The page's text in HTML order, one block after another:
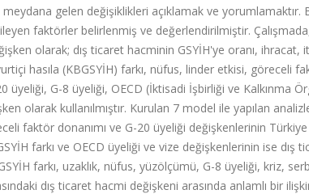
gelen değişiklikleri açıklamak ve yorumlamaktır.
faktörler belirlenmiş ve değerlendirilmiştir.
olarak; dış ticaret hacminin GSYİH'ye oranı,
hasıla (KBGSYİH) farkı, nüfus, linder etkisi, göreceli
üyeliği, G-8 üyeliği, OECD (İktisadi İşbirliği ve Kalkınma
olarak kullanılmıştır. Kurulan 7 model ile yapılan
faktör donanımı ve G-20 üyeliği değişkenlerinin
farkı ve OECD üyeliği ve vize değişkenlerinin ise
farkı, uzaklık, nüfus, yüzölçümü, G-8 üyeliği, kriz,
dış ticaret hacmi değişkeni arasında anlamlı bir